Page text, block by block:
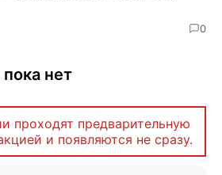
0
нет
проходят предварительную
и появляются не сразу.